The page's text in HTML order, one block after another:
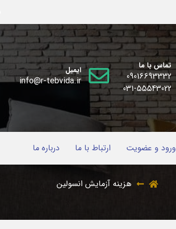
تماس با ما
09016693332
031-55543022
ایمیل
info@r-tebvida.ir
ورود و عضویت ارتباط با ما درباره ما
هزینه آزمایش انسولین